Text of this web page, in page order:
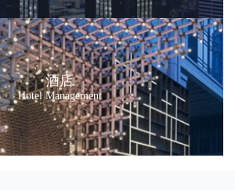
酒店
Hotel Management